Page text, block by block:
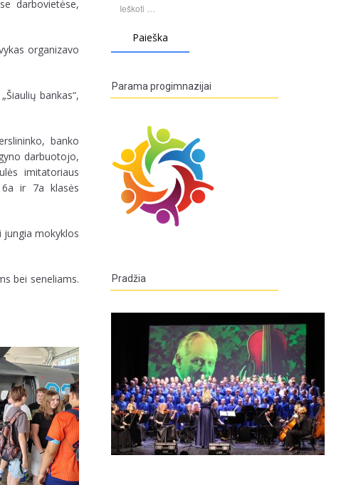
darbovietėse,
organizavo
bankas“,
banko
darbuotojo,
imitatoriaus
6a ir 7a klasės
jungia mokyklos
bei seneliams.
Parama progimnazijai
Pradžia